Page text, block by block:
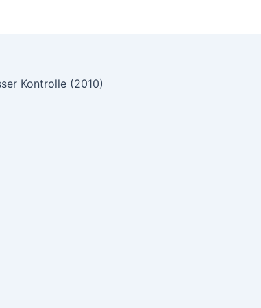
Kontrolle (2010)